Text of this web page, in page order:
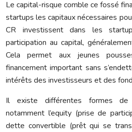
Le capital-risque comble ce fossé
startups les capitaux nécessaires
CR investissent dans les
participation au capital,
Cela permet aux jeunes
financement important sans
intérêts des investisseurs et des
Il existe différentes formes de
notamment l’equity (prise de
dette convertible (prêt qui se